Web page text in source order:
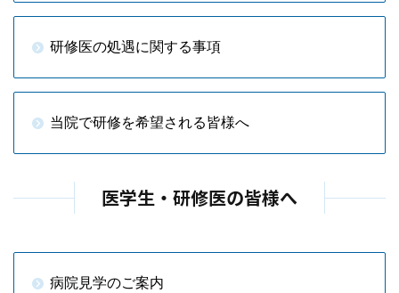
研修医の処遇に関する事項
当院で研修を希望される皆様へ
医学生・研修医の皆様へ
病院見学のご案内